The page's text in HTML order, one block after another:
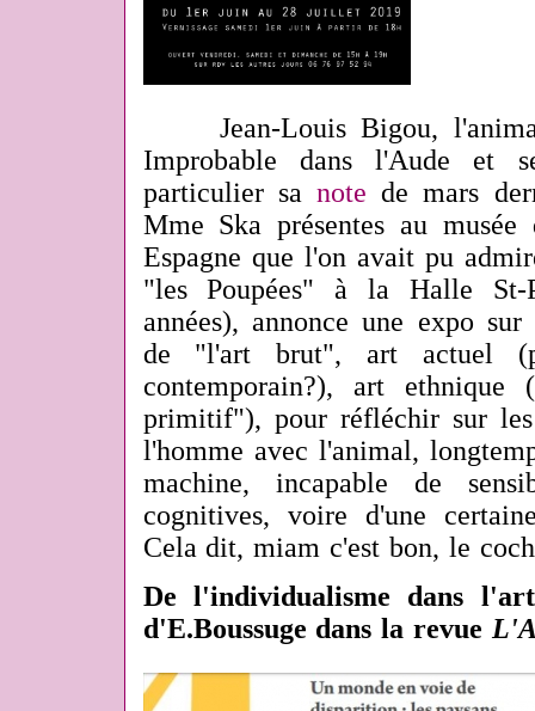
Jean-Louis Bigou,
Improbable dans l'Aude et
particulier sa note de mars
Mme Ska présentes au
Espagne que l'on avait pu
"les Poupées" à la Halle
années), annonce une expo
de "l'art brut", art actuel
contemporain?), art
primitif"), pour réfléchir sur les
l'homme avec l'animal,
machine, incapable de
cognitives, voire d'une
Cela dit, miam c'est bon, le
De l'individualisme dans
d'E.Boussuge dans la revue